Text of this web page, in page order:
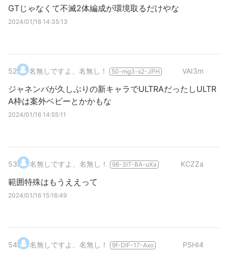
GTじゃなくて不滅2体編成が環境取るだけやな
2024/01/16 14:35:13
52. 名無しですよ、名無し！ 50-mg3-s2-JPH VAI3m
ジャネンバが久しぶりの新キャラでULTRAだったしULTR
A枠は案外ベビーとかかもな
2024/01/16 14:55:11
53. 名無しですよ、名無し！ 98-3IT-BA-uXa KCZZa
範囲特殊はもうええって
2024/01/16 15:16:49
54. 名無しですよ、名無し！ 9f-DlF-17-Axo PSHI4